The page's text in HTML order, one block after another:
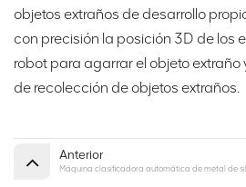
objetos extraños de desarrollo
con precisión la posición 3D de los
robot para agarrar el objeto extraño
de recolección de objetos extraños.
Anterior
Máquina clasificadora automática de metal de